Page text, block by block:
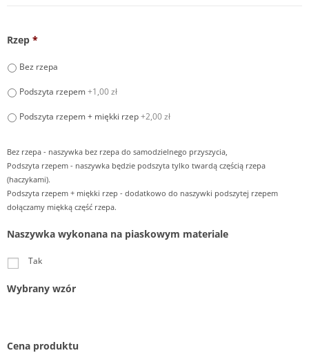
Rzep *
Bez rzepa
Podszyta rzepem+1,00 zł
Podszyta rzepem + miękki rzep+2,00 zł
Bez rzepa - naszywka bez rzepa do samodzielnego przyszycia,
Podszyta rzepem - naszywka będzie podszyta tylko twardą częścią rzepa
(haczykami).
Podszyta rzepem + miękki rzep - dodatkowo do naszywki podszytej rzepem
dołączamy miękką część rzepa.
Naszywka wykonana na piaskowym materiale
Tak
Wybrany wzór
Cena produktu